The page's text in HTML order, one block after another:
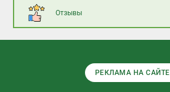
Отзывы
РЕКЛАМА НА САЙТЕ